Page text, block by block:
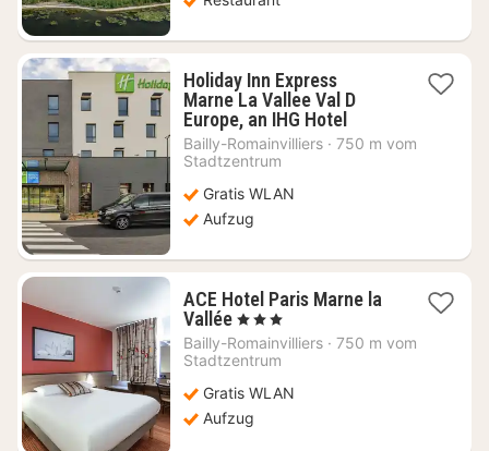
Holiday Inn Express
Marne La Vallee Val D
Europe, an IHG Hotel1
Nacht
Bailly-Romainvilliers · 750 m vom
Stadtzentrum
Gratis WLAN
Aufzug
ACE Hotel Paris Marne la
Vallée1
Nacht
ab
€
, 3 Sterne
Bailly-Romainvilliers · 750 m vom
Stadtzentrum
Gratis WLAN
Aufzug